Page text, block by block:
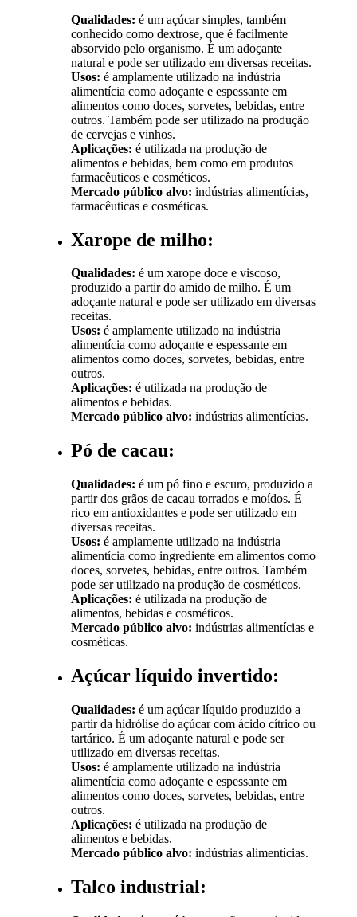
Qualidades: é um açúcar simples, também
conhecido como dextrose, que é facilmente
absorvido pelo organismo. É um adoçante
natural e pode ser utilizado em diversas receitas.
Usos: é amplamente utilizado na indústria
alimentícia como adoçante e espessante em
alimentos como doces, sorvetes, bebidas, entre
outros. Também pode ser utilizado na produção
de cervejas e vinhos.
Aplicações: é utilizada na produção de
alimentos e bebidas, bem como em produtos
farmacêuticos e cosméticos.
Mercado público alvo: indústrias alimentícias,
farmacêuticas e cosméticas.
Xarope de milho:
Qualidades: é um xarope doce e viscoso,
produzido a partir do amido de milho. É um
adoçante natural e pode ser utilizado em diversas
receitas.
Usos: é amplamente utilizado na indústria
alimentícia como adoçante e espessante em
alimentos como doces, sorvetes, bebidas, entre
outros.
Aplicações: é utilizada na produção de
alimentos e bebidas.
Mercado público alvo: indústrias alimentícias.
Pó de cacau:
Qualidades: é um pó fino e escuro, produzido a
partir dos grãos de cacau torrados e moídos. É
rico em antioxidantes e pode ser utilizado em
diversas receitas.
Usos: é amplamente utilizado na indústria
alimentícia como ingrediente em alimentos como
doces, sorvetes, bebidas, entre outros. Também
pode ser utilizado na produção de cosméticos.
Aplicações: é utilizada na produção de
alimentos, bebidas e cosméticos.
Mercado público alvo: indústrias alimentícias e
cosméticas.
Açúcar líquido invertido:
Qualidades: é um açúcar líquido produzido a
partir da hidrólise do açúcar com ácido cítrico ou
tartárico. É um adoçante natural e pode ser
utilizado em diversas receitas.
Usos: é amplamente utilizado na indústria
alimentícia como adoçante e espessante em
alimentos como doces, sorvetes, bebidas, entre
outros.
Aplicações: é utilizada na produção de
alimentos e bebidas.
Mercado público alvo: indústrias alimentícias.
Talco industrial: